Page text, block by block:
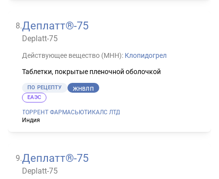
8.Деплатт®-75
Deplatt-75
Действующее вещество (МНН): Клопидогрел
Таблетки, покрытые пленочной оболочкой
ПО РЕЦЕПТУ ЖНВЛП
ТОРРЕНТ ФАРМАСЬЮТИКАЛС ЛТД
Индия
ЕАЭС
9.Деплатт®-75
Deplatt-75